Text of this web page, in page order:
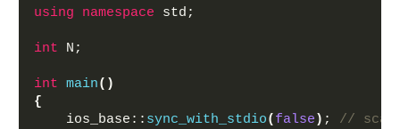
using namespace std;
int N;
int main()
{
    ios_base::
sync_with_stdio( false ) ; // scanf